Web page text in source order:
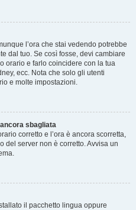
l’ora che stai vedendo potrebbe
dal tuo. Se così fosse, devi cambiare
orario e farlo coincidere con la tua
ecc. Nota che solo gli utenti
e molte impostazioni.
sbagliata
corretto e l’ora è ancora scorretta,
del server non è corretto. Avvisa un
il pacchetto lingua oppure